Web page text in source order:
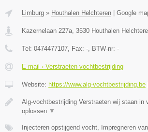
Limburg » Houthalen Helchteren Google
Kazernelaan 227a, 3530 Houthalen
Tel: 0474477107, Fax: -, BTW-nr: -
E-mail › Verstraeten vochtbestrijding
Website: https://www.alg-vochtbestrijding.be
Alg-vochtbestrijding Verstraeten wij staan in
oplossen ▼
Injecteren opstijgend vocht, Impregneren